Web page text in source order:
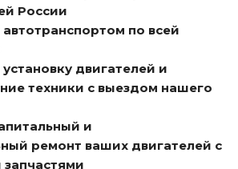
России
по всей
двигателей и
техники с выездом нашего
и
ремонт ваших двигателей с